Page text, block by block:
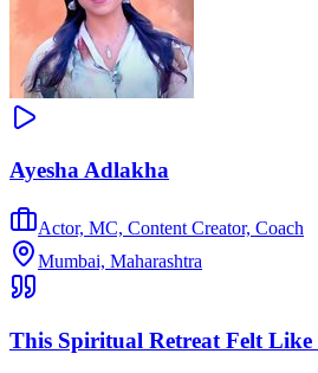
Ayesha Adlakha
Actor, MC, Content Creator, Coach
Mumbai, Maharashtra
This Spiritual Retreat Felt Like